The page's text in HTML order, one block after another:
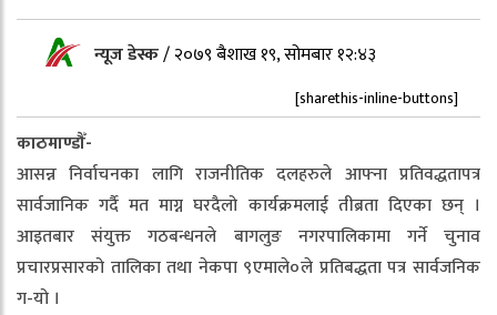
न्यूज डेस्क/२०७९ बैशाख १९, सोमबार १२:४३
[sharethis-inline-buttons]
काठमाण्डौँ-
आसन्न निर्वाचनका लागि राजनीतिक दलहरुले आफ्ना प्रतिवद्धतापत्र
सार्वजानिक गर्दै मत माग्न घरदैलो कार्यक्रमलाई तीब्रता दिएका छन् ।
आइतबार संयुक्त गठबन्धनले बागलुङ नगरपालिकामा गर्ने चुनाव
प्रचारप्रसारको तालिका तथा नेकपा ९एमाले०ले प्रतिबद्धता पत्र सार्वजनिक
ग-यो ।